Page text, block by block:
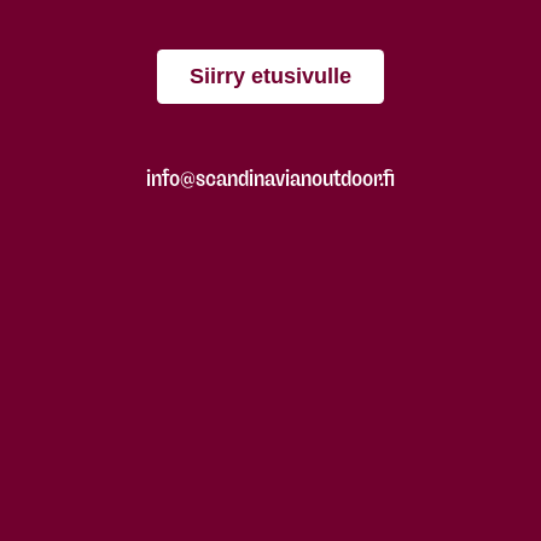
Siirry etusivulle
info@scandinavianoutdoor.fi